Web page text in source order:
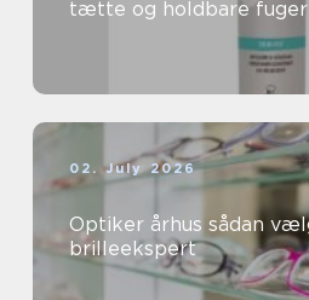
tætte og holdbare fuger
02. July 2026
Optiker århus sådan vælger du den rette
brilleekspert